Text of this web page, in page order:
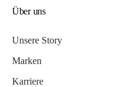
Über uns
Unsere Story
Marken
Karriere